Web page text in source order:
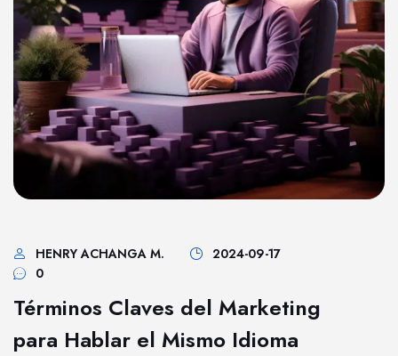
HENRY ACHANGA M.
2024-09-17
0
Términos Claves del Marketing
para Hablar el Mismo Idioma